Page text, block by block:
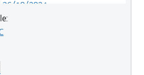
26/10/2024
08/2024
12/2023